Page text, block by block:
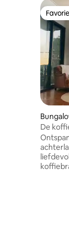
De
carool